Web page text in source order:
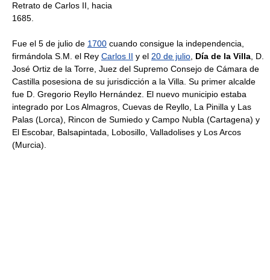
Retrato de Carlos II, hacia
1685.
Fue el 5 de julio de 1700 cuando consigue la independencia,
firmándola S.M. el Rey Carlos II y el 20 de julio, Día de la Villa, D.
José Ortiz de la Torre, Juez del Supremo Consejo de Cámara de
Castilla posesiona de su jurisdicción a la Villa. Su primer alcalde
fue D. Gregorio Reyllo Hernández. El nuevo municipio estaba
integrado por Los Almagros, Cuevas de Reyllo, La Pinilla y Las
Palas (Lorca), Rincon de Sumiedo y Campo Nubla (Cartagena) y
El Escobar, Balsapintada, Lobosillo, Valladolises y Los Arcos
(Murcia).